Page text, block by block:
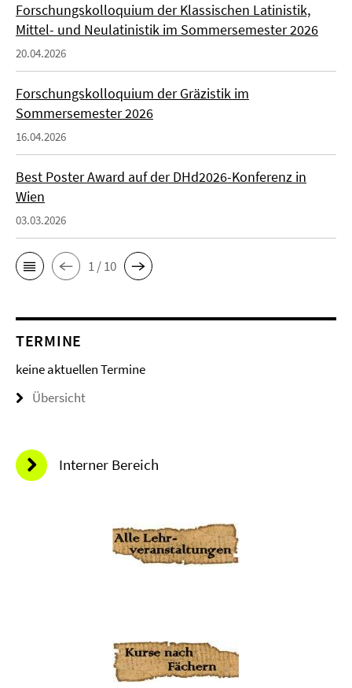
Forschungskolloquium der Klassischen Latinistik,
Mittel- und Neulatinistik im Sommersemester 2026
20.04.2026
Forschungskolloquium der Gräzistik im
Sommersemester 2026
16.04.2026
Best Poster Award auf der DHd2026-Konferenz in
Wien
03.03.2026
1 / 10
TERMINE
keine aktuellen Termine
Übersicht
Interner Bereich